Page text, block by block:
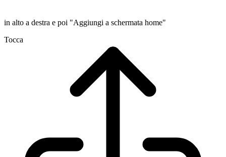
in alto a destra e poi "Aggiungi a schermata home"
Tocca